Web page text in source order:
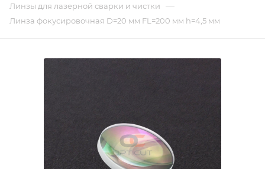
Линзы для лазерной сварки и чистки —
Линза фокусировочная D=20 мм FL=200 мм h=4,5 мм